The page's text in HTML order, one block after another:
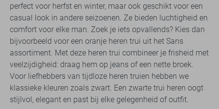
perfect voor herfst en winter, maar ook geschikt voor een
casual look in andere seizoenen. Ze bieden luchtigheid en
comfort voor elke man. Zoek je iets opvallends? Kies dan
bijvoorbeeld voor een oranje heren trui uit het Sans
assortiment. Met deze heren trui combineer je frisheid met
veelzijdigheid: draag hem op jeans of een nette broek.
Voor liefhebbers van tijdloze heren truien hebben we
klassieke kleuren zoals zwart. Een zwarte trui heren oogt
stijlvol, elegant en past bij elke gelegenheid of outfit.